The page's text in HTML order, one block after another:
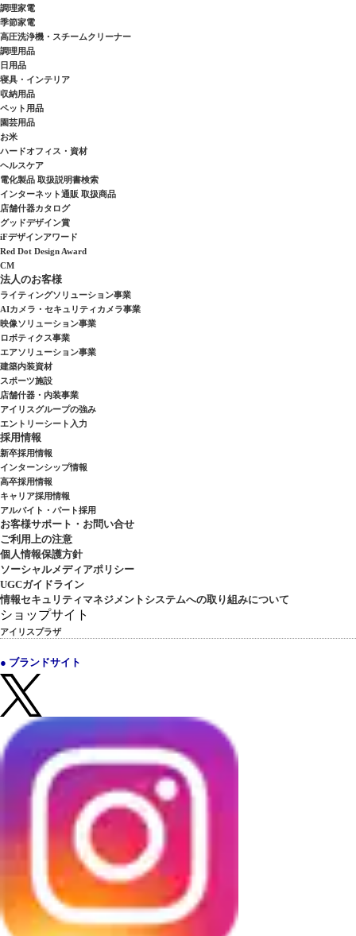
調理家電
季節家電
高圧洗浄機・スチームクリーナー
調理用品
日用品
寝具・インテリア
収納用品
ペット用品
園芸用品
お米
ハードオフィス・資材
ヘルスケア
電化製品 取扱説明書検索
インターネット通販 取扱商品
店舗什器カタログ
グッドデザイン賞
iFデザインアワード
Red Dot Design Award
CM
法人のお客様
ライティングソリューション事業
AIカメラ・セキュリティカメラ事業
映像ソリューション事業
ロボティクス事業
エアソリューション事業
建築内装資材
スポーツ施設
店舗什器・内装事業
アイリスグループの強み
エントリーシート入力
採用情報
新卒採用情報
インターンシップ情報
高卒採用情報
キャリア採用情報
アルバイト・パート採用
お客様サポート・お問い合せ
ご利用上の注意
個人情報保護方針
ソーシャルメディアポリシー
UGCガイドライン
情報セキュリティマネジメントシステムへの取り組みについて
ショップサイト
アイリスプラザ
● ブランドサイト